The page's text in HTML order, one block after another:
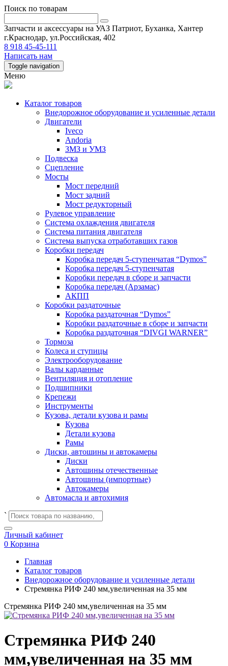
Поиск по товарам
Запчасти и аксессуары на УАЗ Патриот, Буханка, Хантер
г.Краснодар, ул.Российская, 402
8 918 45-45-111
Написать нам
Toggle navigation
Меню
Каталог товаров
Внедорожное оборудование и усиленные детали
Двигатели
Iveco
Andoria
ЗМЗ и УМЗ
Подвеска
Сцепление
Мосты
Мост передний
Мост задний
Мост редукторный
Рулевое управление
Система охлаждения двигателя
Система питания двигателя
Система выпуска отработавших газов
Коробки передач
Коробка передач 5-ступенчатая “Dymos”
Коробка передач 5-ступенчатая
Коробки передач в сборе и запчасти
Коробка передач (Арзамас)
АКПП
Коробки раздаточные
Коробка раздаточная “Dymos”
Коробки раздаточные в сборе и запчасти
Коробка раздаточная “DIVGI WARNER”
Тормоза
Колеса и ступицы
Электрооборудование
Валы карданные
Вентиляция и отопление
Подшипники
Крепежи
Инструменты
Кузова, детали кузова и рамы
Кузова
Детали кузова
Рамы
Диски, автошины и автокамеры
Диски
Автошины отечественные
Автошины (импортные)
Автокамеры
Автомасла и автохимия
`
Личный кабинет
0 Корзина
Главная
Каталог товаров
Внедорожное оборудование и усиленные детали
Стремянка РИФ 240 мм,увеличенная на 35 мм
Стремянка РИФ 240 мм,увеличенная на 35 мм
Стремянка РИФ 240
мм,увеличенная на 35 мм